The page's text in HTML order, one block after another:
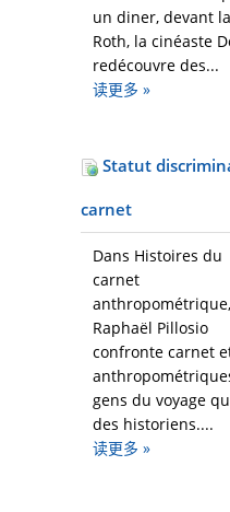
un diner, devant
Roth, la cinéaste
redécouvre des...
读更多 »
Statut
carnet
Dans Histoires du
carnet
anthropométrique,
Raphaël Pillosio
confronte carnet
gens du voyage
des historiens....
读更多 »